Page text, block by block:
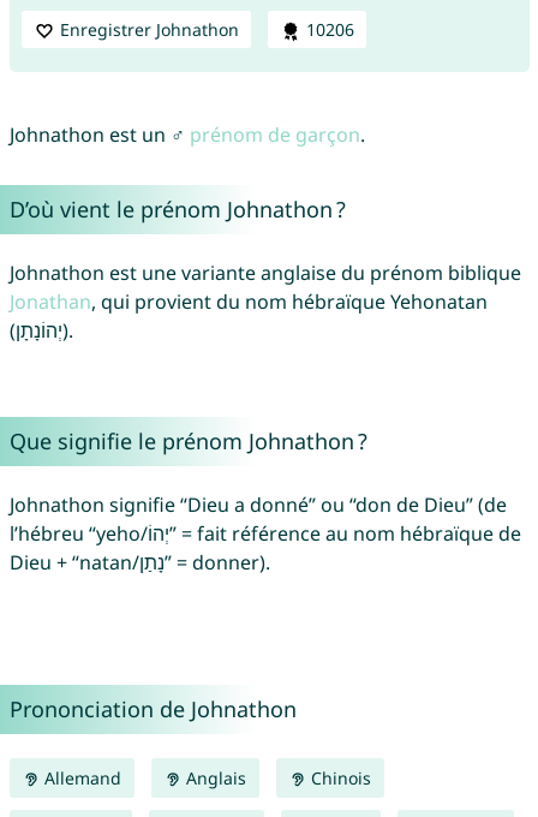
Enregistrer Johnathon 10206
Johnathon est un ♂ prénom de garçon.
D’où vient le prénom Johnathon ?
Johnathon est une variante anglaise du prénom biblique
Jonathan, qui provient du nom hébraïque Yehonatan
(יְהוֹנָתָן).
Que signifie le prénom Johnathon ?
Johnathon signifie “Dieu a donné” ou “don de Dieu” (de
l’hébreu “yeho/יְהוֹ” = fait référence au nom hébraïque de
Dieu + “natan/נָתַן” = donner).
Prononciation de Johnathon
Allemand Anglais Chinois